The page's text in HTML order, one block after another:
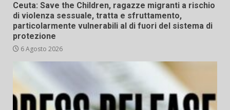
Ceuta: Save the Children, ragazze migranti a rischio
di violenza sessuale, tratta e sfruttamento,
particolarmente vulnerabili al di fuori del sistema di
protezione
6 Agosto 2026